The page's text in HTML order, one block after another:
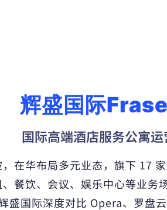
辉盛国际
国际高端酒店服务公寓运
在华布局多元业态，旗下 17 家
餐饮、会议、娱乐中心等业务
盛国际深度对比 Opera、罗盘